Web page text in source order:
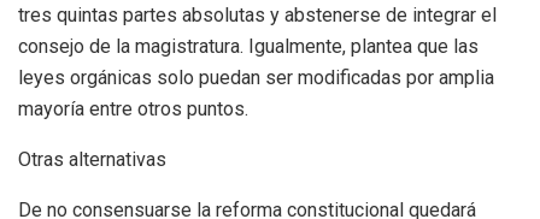
tres quintas partes absolutas y abstenerse de integrar el
consejo de la magistratura. Igualmente, plantea que las
leyes orgánicas solo puedan ser modificadas por amplia
mayoría entre otros puntos.
Otras alternativas
De no consensuarse la reforma constitucional quedará